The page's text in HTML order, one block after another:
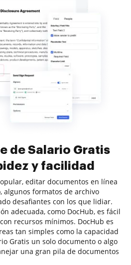
de Salario Gratis
y facilidad
editar documentos en línea
algunos formatos de archivo
desafiantes con los que lidiar.
adecuada, como DocHub, es fácil
recursos mínimos. DocHub es
tan simples como la capacidad
Gratis un solo documento o algo
una gran pila de documentos